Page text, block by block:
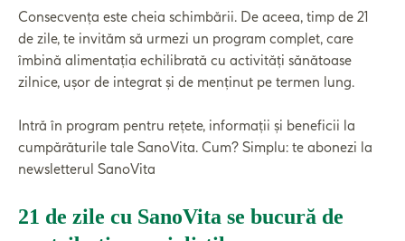
Consecvența este cheia schimbării. De aceea, timp de 21
de zile, te invităm să urmezi un program complet, care
îmbină alimentația echilibrată cu activități sănătoase
zilnice, ușor de integrat și de menținut pe termen lung.
Intră în program pentru rețete, informații și beneficii la
cumpărăturile tale SanoVita. Cum? Simplu: te abonezi la
newsletterul SanoVita
21 de zile cu SanoVita se bucură de